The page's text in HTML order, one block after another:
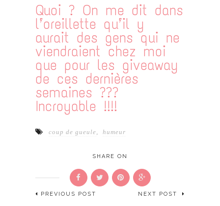
Quoi ? On me dit dans
l’oreillette qu’il y
aurait des gens qui ne
viendraient chez moi
que pour les giveaway
de ces dernières
semaines ???
Incroyable !!!!
coup de gueule humeur
SHARE ON
PREVIOUS POST NEXT POST